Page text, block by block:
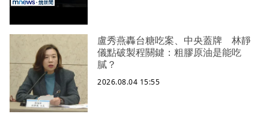
盧秀燕轟台糖吃案、中央蓋牌 林靜
儀點破製程關鍵：粗膠原油是能吃
膩？
2026.08.04 15:55